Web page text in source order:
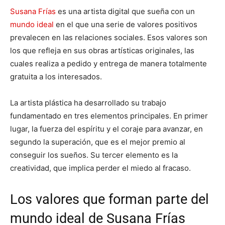
Susana Frías es una artista digital que sueña con un
mundo ideal en el que una serie de valores positivos
prevalecen en las relaciones sociales. Esos valores son
los que refleja en sus obras artísticas originales, las
cuales realiza a pedido y entrega de manera totalmente
gratuita a los interesados.
La artista plástica ha desarrollado su trabajo
fundamentado en tres elementos principales. En primer
lugar, la fuerza del espíritu y el coraje para avanzar, en
segundo la superación, que es el mejor premio al
conseguir los sueños. Su tercer elemento es la
creatividad, que implica perder el miedo al fracaso.
Los valores que forman parte del
mundo ideal de Susana Frías